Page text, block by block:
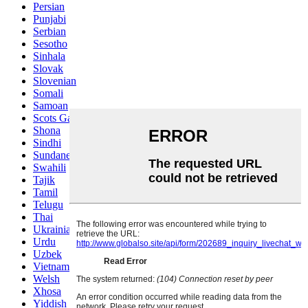
Persian
Punjabi
Serbian
Sesotho
Sinhala
Slovak
Slovenian
Somali
Samoan
Scots Gaelic
Shona
Sindhi
Sundanese
Swahili
Tajik
Tamil
Telugu
Thai
Ukrainian
Urdu
Uzbek
Vietnamese
Welsh
Xhosa
Yiddish